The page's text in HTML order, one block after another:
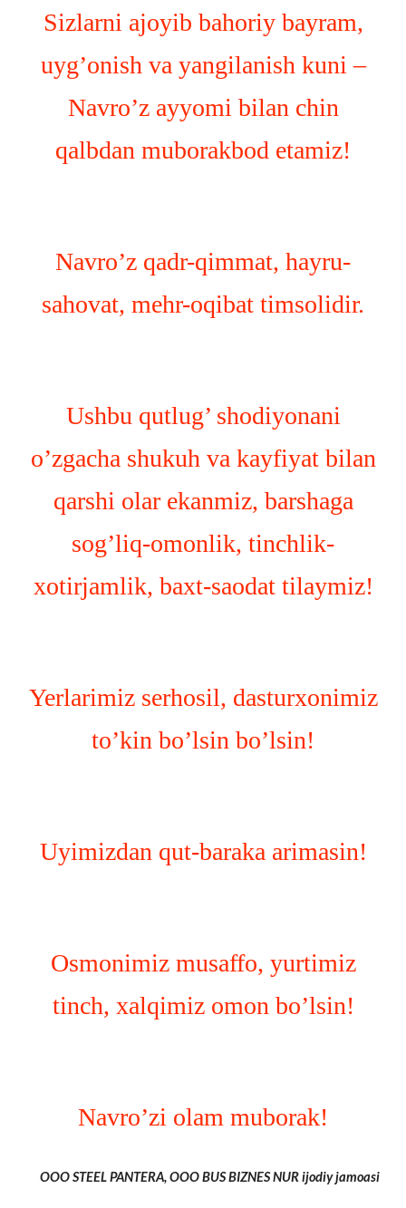
Sizlarni ajoyib bahoriy bayram,
uyg’onish va yangilanish kuni –
Navro’z ayyomi bilan chin
qalbdan muborakbod etamiz!
Navro’z qadr-qimmat, hayru-
sahovat, mehr-oqibat timsolidir.
Ushbu qutlug’ shodiyonani
o’zgacha shukuh va kayfiyat bilan
qarshi olar ekanmiz, barshaga
sog’liq-omonlik, tinchlik-
xotirjamlik, baxt-saodat tilaymiz!
Yerlarimiz serhosil, dasturxonimiz
to’kin bo’lsin bo’lsin!
Uyimizdan qut-baraka arimasin!
Osmonimiz musaffo, yurtimiz
tinch, xalqimiz omon bo’lsin!
Navro’zi olam muborak!
OOO STEEL PANTERA, OOO BUS BIZNES NUR ijodiy jamoasi